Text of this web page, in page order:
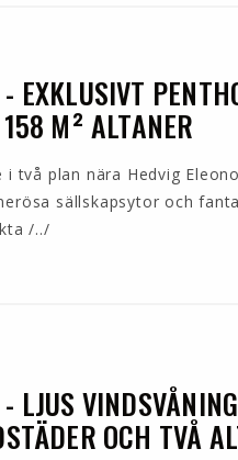
EXKLUSIVT
M² ALTANER
i två plan nära Hedvig
sällskapsytor och
/../
LJUS
OCH TVÅ